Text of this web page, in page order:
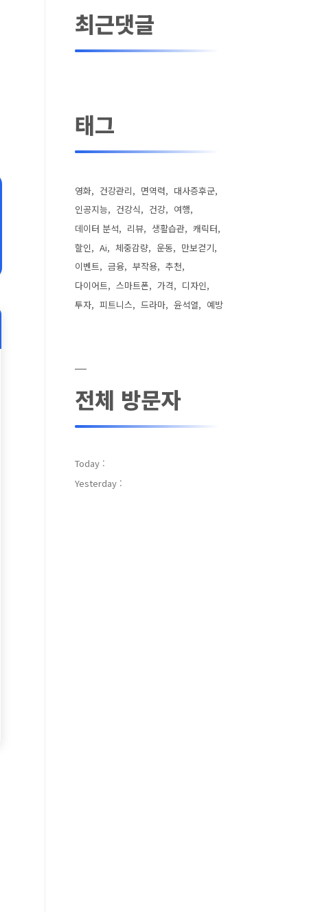
최근댓글
태그
영화 건강관리 면역력
대사증후군
인공지능
건강식 건강
여행
데이터 분석
리뷰 생활습관
캐릭터
할인
Ai 체중감량 운동
만보걷기
이벤트
금융 부작용
추천
다이어트
스마트폰 가격
디자인
투자
피트니스 드라마 윤석열 예방
전체 방문자
Today :
Yesterday :